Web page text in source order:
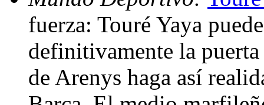
fuerza: Touré Yaya
definitivamente la
de Arenys haga así